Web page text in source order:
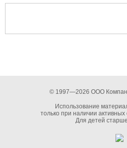
© 1997—2026 ООО
Использование
только при наличии активных
Для детей